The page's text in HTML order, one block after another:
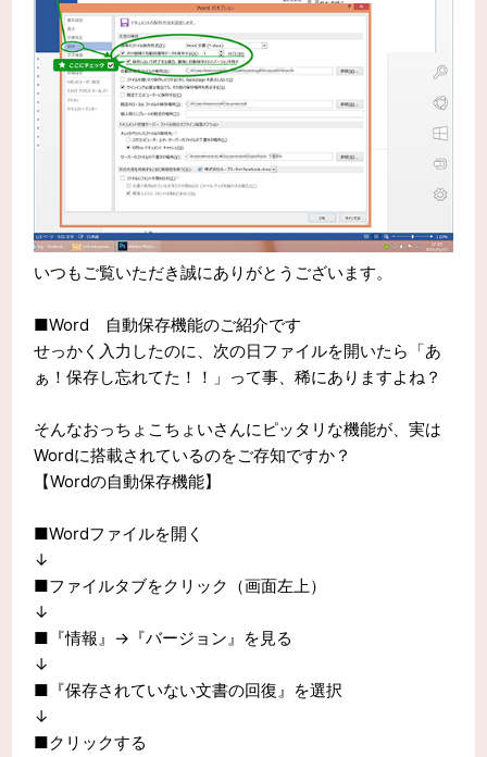
いつもご覧いただき誠にありがとうございます。
■Word 自動保存機能のご紹介です
せっかく入力したのに、次の日ファイルを開いたら「あ
ぁ！保存し忘れてた！！」って事、稀にありますよね？
そんなおっちょこちょいさんにピッタリな機能が、実は
Wordに搭載されているのをご存知ですか？
【Wordの自動保存機能】
■Wordファイルを開く
↓
■ファイルタブをクリック（画面左上）
↓
■『情報』→『バージョン』を見る
↓
■『保存されていない文書の回復』を選択
↓
■クリックする